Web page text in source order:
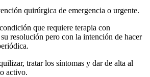
quirúrgica de emergencia o urgente.
que requiere terapia con
resolución pero con la intención de hacer
tratar los síntomas y dar de alta al
activo.